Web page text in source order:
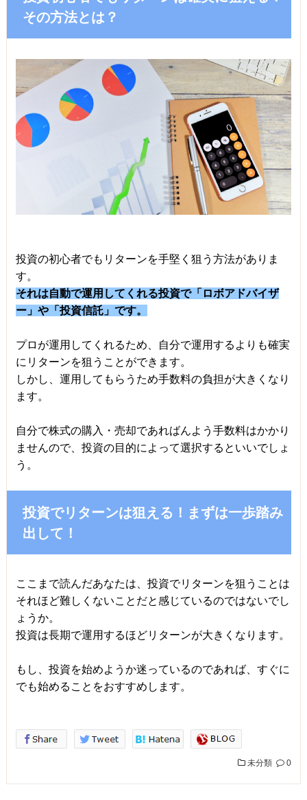
その方法とは？
投資の初心者でもリターンを手堅く狙う方法がありま
す。
それは自動で運用してくれる投資で「ロボアドバイザ
ー」や「投資信託」です。
プロが運用してくれるため、自分で運用するよりも確実
にリターンを狙うことができます。
しかし、運用してもらうため手数料の負担が大きくなり
ます。
自分で株式の購入・売却であればんよう手数料はかかり
ませんので、投資の目的によって選択するといいでしょ
う。
投資でリターンは狙える！まずは一歩踏み
出して！
ここまで読んだあなたは、投資でリターンを狙うことは
それほど難しくないことだと感じているのではないでし
ょうか。
投資は長期で運用するほどリターンが大きくなります。
もし、投資を始めようか迷っているのであれば、すぐに
でも始めることをおすすめします。
未分類 0